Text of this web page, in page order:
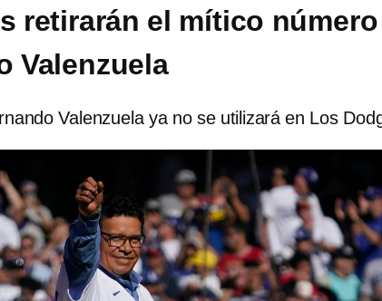
retirarán el mítico número
Valenzuela
Valenzuela ya no se utilizará en Los